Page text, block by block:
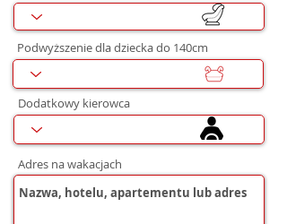
Podwyższenie dla dziecka do 140cm
Dodatkowy kierowca
Adres na wakacjach